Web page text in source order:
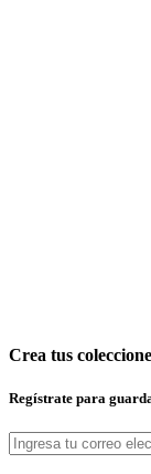
Crea tus
Regístrate para